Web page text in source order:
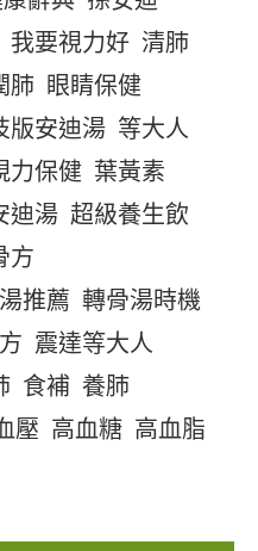
我要視力好 清肺
肺 眼睛保健
版安迪湯 等大人
力保健 葉黃素
迪湯 超級養生飲
方
推薦 轉骨湯時機
震達等大人
食補 養肺
壓 高血糖 高血脂